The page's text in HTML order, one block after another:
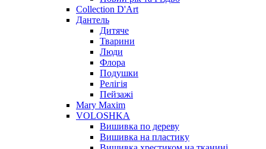
Collection D'Art
Дантель
Дитяче
Тварини
Люди
Флора
Подушки
Релігія
Пейзажі
Mary Maxim
VOLOSHKA
Вишивка по дереву
Вишивка на пластику